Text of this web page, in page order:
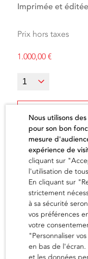
Imprimée et
Prix hors taxes
1.000,00€
Ajouter au
L'artiste
en savoir
Nous utilisons
pour son bon
mesure
expérience de
cliquant sur
l'utilisation de
En cliquant sur
strictement
à sa sécurité
vos préférences
votre
"Personnaliser
en bas de l'écran.